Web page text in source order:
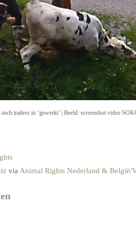
trailers in ‘gewerkt’ | Beeld: screenshot video
via Animal Rights Nederland & België/